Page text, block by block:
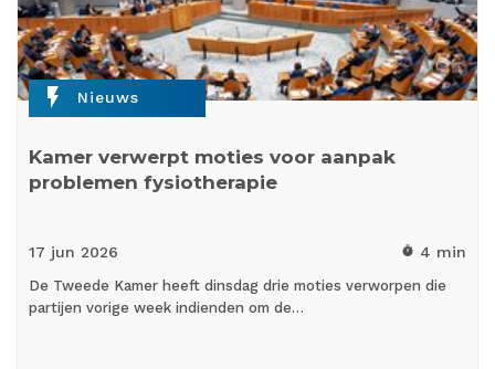
flash_on Nieuws
Kamer verwerpt moties voor aanpak
problemen fysiotherapie
17 jun 2026 timer 4 min
De Tweede Kamer heeft dinsdag drie moties verworpen die
partijen vorige week indienden om de…